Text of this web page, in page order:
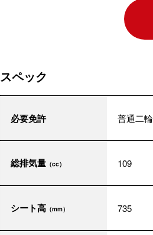
スペック
必要免許 普通二
総排気量 （cc） 109
シート高 （mm） 735